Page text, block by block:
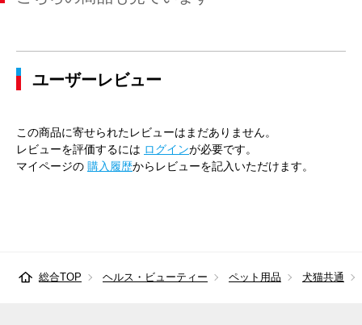
ユーザーレビュー
この商品に寄せられたレビューはまだありません。
レビューを評価するには ログインが必要です。
マイページの 購入履歴からレビューを記入いただけます。
総合TOP ヘルス・ビューティー ペット用品 犬猫共通